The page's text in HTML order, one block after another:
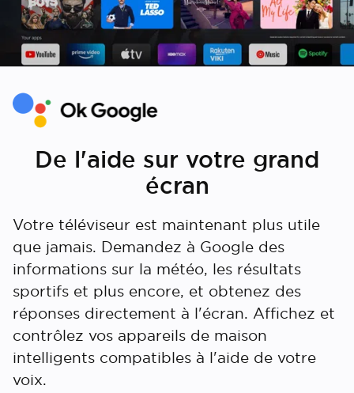
De l'aide sur votre grand
écran
Votre téléviseur est maintenant plus utile
que jamais. Demandez à Google des
informations sur la météo, les résultats
sportifs et plus encore, et obtenez des
réponses directement à l'écran. Affichez et
contrôlez vos appareils de maison
intelligents compatibles à l'aide de votre
voix.